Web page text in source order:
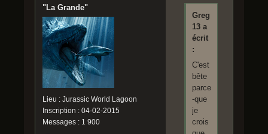
"La Grande"
Lieu : Jurassic World Lagoon
Inscription : 04-02-2015
Messages : 1 900
Greg
13 a
écrit
:
C'est
bête
parce
-que
je
crois